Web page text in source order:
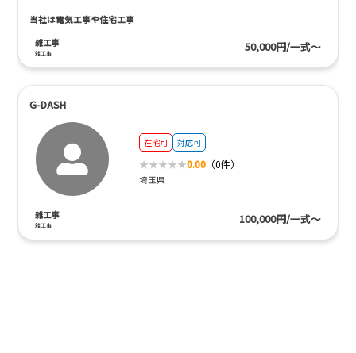
当社は電気工事や住宅工事
雑工事
雑工事 50,000円/一式～
G-DASH
在宅可 対応可
0.00 （0件）
埼玉県
雑工事
雑工事 100,000円/一式～